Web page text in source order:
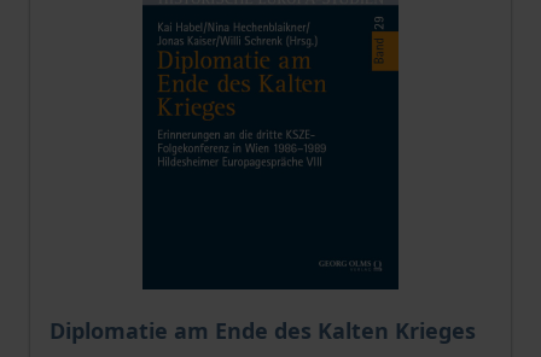
Diplomatie am Ende des Kalten Krieges
The price depends on the options chosen on the